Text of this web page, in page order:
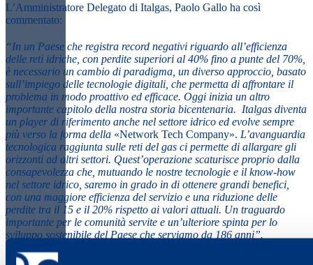
L’Amministratore Delegato di Italgas, Paolo Gallo ha così
commentato:
“In un Paese che registra record negativi riguardo all’efficienza
delle reti idriche, con perdite superiori al 40% fino a punte del 70%,
è necessario un cambio di paradigma, un diverso approccio, basato
sull’impiego delle tecnologie digitali, che permetta di affrontare il
problema in modo proattivo ed efficace. Oggi inizia un altro
importante capitolo della nostra storia bicentenaria. Italgas diventa
un player di riferimento anche nel settore idrico ed evolve sempre
più verso la forma della «Network Tech Company». L’avanguardia
tecnologica raggiunta sulle reti del gas ci permette di allargare gli
orizzonti ad altri settori. Quest’operazione scaturisce proprio dalla
consapevolezza che, mutuando le nostre tecnologie e il know-how
nel settore idrico, saremo in grado in di ottenere grandi benefici,
con una maggiore efficienza del servizio e una riduzione delle
perdite tra il 15 e il 20% rispetto ai valori attuali. Un traguardo
importante per le comunità servite e un’ulteriore spinta per lo
sviluppo sostenibile del Paese che serviamo da 186 anni”.
Per l’acquisto del ramo d’azienda Italgas potrà riconoscere al